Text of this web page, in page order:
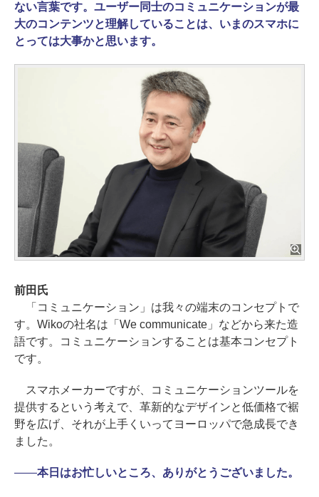
ない言葉です。ユーザー同士のコミュニケーションが最
大のコンテンツと理解していることは、いまのスマホに
とっては大事かと思います。
前田氏
「コミュニケーション」は我々の端末のコンセプトで
す。Wikoの社名は「We communicate」などから来た造
語です。コミュニケーションすることは基本コンセプト
です。
スマホメーカーですが、コミュニケーションツールを
提供するという考えで、革新的なデザインと低価格で裾
野を広げ、それが上手くいってヨーロッパで急成長でき
ました。
――本日はお忙しいところ、ありがとうございました。